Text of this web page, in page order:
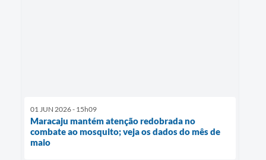
01 JUN 2026 - 15h09
Maracaju mantém atenção redobrada no
combate ao mosquito; veja os dados do mês de
maio